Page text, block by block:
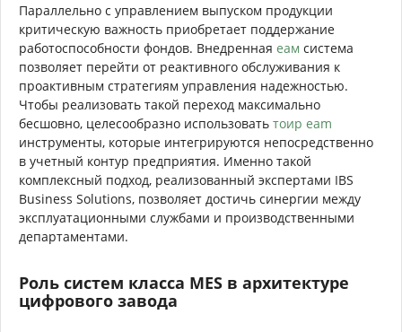
Параллельно с управлением выпуском продукции
критическую важность приобретает поддержание
работоспособности фондов. Внедренная еам система
позволяет перейти от реактивного обслуживания к
проактивным стратегиям управления надежностью.
Чтобы реализовать такой переход максимально
бесшовно, целесообразно использовать тоир eam
инструменты, которые интегрируются непосредственно
в учетный контур предприятия. Именно такой
комплексный подход, реализованный экспертами IBS
Business Solutions, позволяет достичь синергии между
эксплуатационными службами и производственными
департаментами.
Роль систем класса MES в архитектуре
цифрового завода